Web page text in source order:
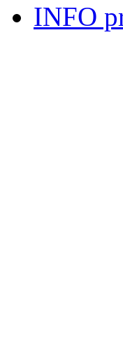
INFO